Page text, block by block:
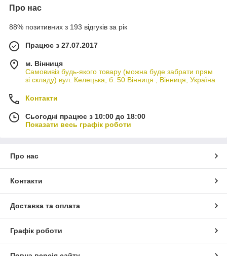
Про нас
88% позитивних з 193 відгуків за рік
Працює з 27.07.2017
м. Вінниця
Самовивіз будь-якого товару (можна буде забрати прям
зі складу) вул. Келецька, б. 50 Вінниця , Вінниця, Україна
Контакти
Сьогодні працює з 10:00 до 18:00
Показати весь графік роботи
Про нас
Контакти
Доставка та оплата
Графік роботи